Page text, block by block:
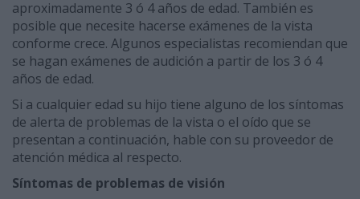
aproximadamente 3 ó 4 años de edad. También es
posible que necesite hacerse exámenes de la vista
conforme crece. Algunos especialistas recomiendan que
se hagan exámenes de audición a partir de los 3 ó 4
años de edad.
Si a cualquier edad su hijo tiene alguno de los síntomas
de alerta de problemas de la vista o el oído que se
presentan a continuación, hable con su proveedor de
atención médica al respecto.
Síntomas de problemas de visión